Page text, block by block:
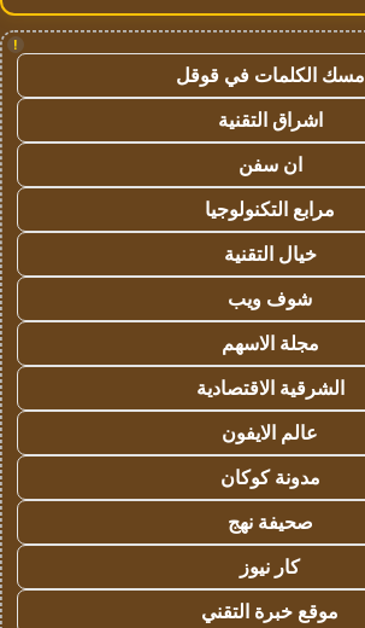
!
مسك الكلمات في قوقل
اشراق التقنية
ان سفن
مرابع التكنولوجيا
خيال التقنية
شوف ويب
مجلة الاسهم
الشرقية الاقتصادية
عالم الايفون
مدونة كوكان
صحيفة نهج
كار نيوز
موقع خبرة التقني